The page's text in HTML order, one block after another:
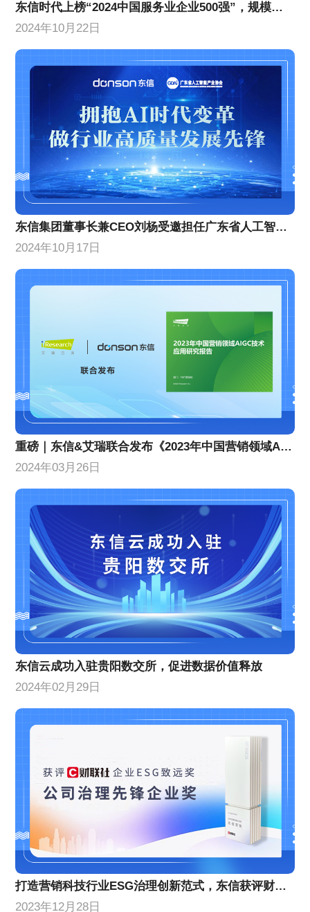
东信时代上榜“2024中国服务业企业500强”，规模实力稳步增长
2024年10月22日
东信集团董事长兼CEO刘杨受邀担任广东省人工智能产业协会理事代表
2024年10月17日
重磅｜东信&艾瑞联合发布《2023年中国营销领域AIGC技术应用研究报告》
2024年03月26日
东信云成功入驻贵阳数交所，促进数据价值释放
2024年02月29日
打造营销科技行业ESG治理创新范式，东信获评财联社“公司治理先锋企业奖”
2023年12月28日